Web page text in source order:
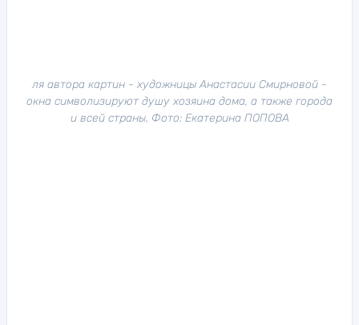
ля автора картин - художницы Анастасии Смирновой -
окна символизируют душу хозяина дома, а также города
и всей страны. Фото: Екатерина ПОПОВА